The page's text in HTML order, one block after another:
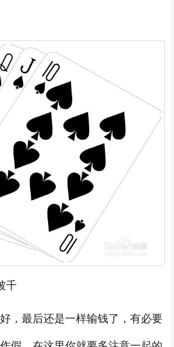
千
，最后还是一样输钱了，有必要